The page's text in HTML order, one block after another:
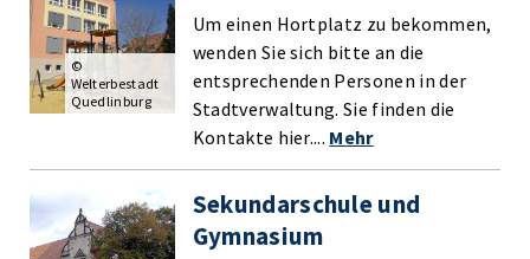
Um einen Hortplatz zu bekommen,
wenden Sie sich bitte an die
entsprechenden Personen in der
Stadtverwaltung. Sie finden die
Kontakte hier.... Mehr
©
Welterbestadt
Quedlinburg
Sekundarschule und
Gymnasium